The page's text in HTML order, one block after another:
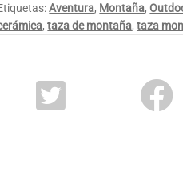
Aventura, Montaña,
,taza de montaña,taza